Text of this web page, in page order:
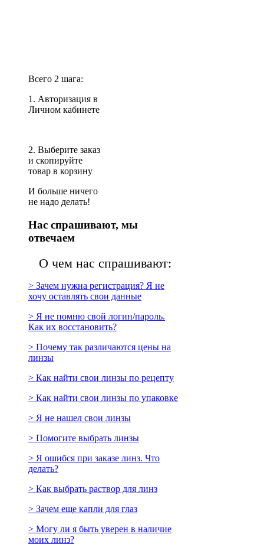
Всего 2 шага:
1. Авторизация в
Личном кабинете
2. Выберите заказ
и скопируйте
товар в корзину
И больше ничего
не надо делать!
Нас спрашивают, мы
отвечаем
О чем нас спрашивают:
> Зачем нужна регистрация? Я не
хочу оставлять свои данные
> Я не помню свой логин/пароль.
Как их восстановить?
> Почему так различаются цены на
линзы
> Как найти свои линзы по рецепту
> Как найти свои линзы по упаковке
> Я не нашел свои линзы
> Помогите выбрать линзы
> Я ошибся при заказе линз. Что
делать?
> Как выбрать раствор для линз
> Зачем еще капли для глаз
> Могу ли я быть уверен в наличие
моих линз?